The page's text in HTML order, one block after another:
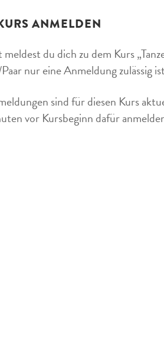
ANMELDEN
du dich zu dem Kurs
nur eine Anmeldung zulässig
sind für diesen Kurs
vor Kursbeginn dafür